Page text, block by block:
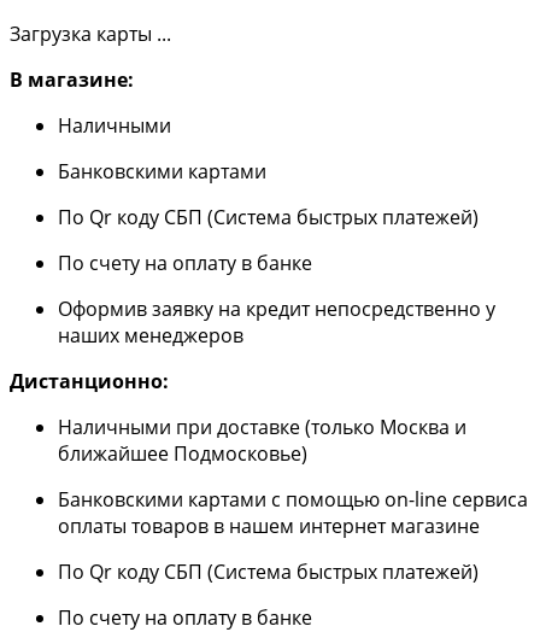
Загрузка карты ...
В магазине:
Наличными
Банковскими картами
По Qr коду СБП (Система быстрых платежей)
По счету на оплату в банке
Оформив заявку на кредит непосредственно у
наших менеджеров
Дистанционно:
Наличными при доставке (только Москва и
ближайшее Подмосковье)
Банковскими картами с помощью on-line сервиса
оплаты товаров в нашем интернет магазине
По Qr коду СБП (Система быстрых платежей)
По счету на оплату в банке